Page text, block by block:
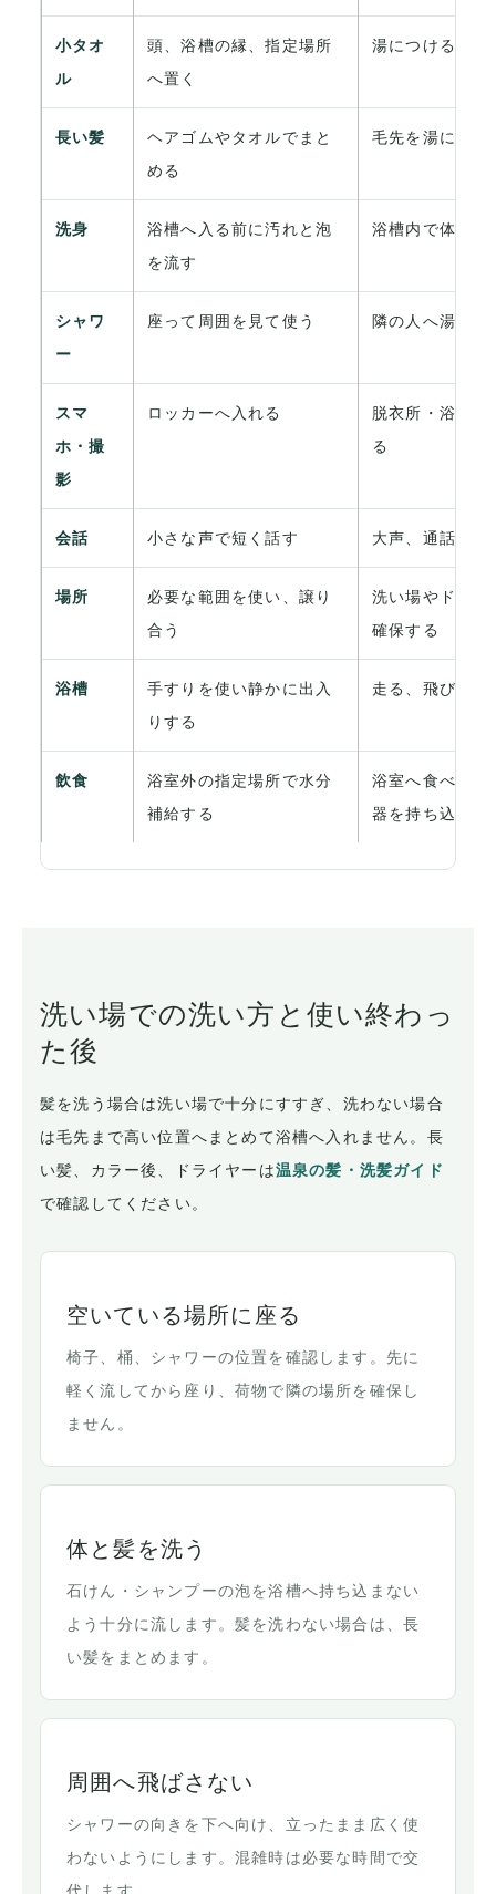
小タオ
ル
頭、浴槽の縁、指定場所
へ置く
湯につける、浴
長い髪
ヘアゴムやタオルでまと
める
毛先を湯につけ
洗身
浴槽へ入る前に汚れと泡
を流す
浴槽内で体を洗
シャワ
ー
座って周囲を見て使う 隣の人へ湯や泡
スマ
ホ・撮
影
ロッカーへ入れる
脱衣所・浴場で
る
会話 小さな声で短く話す 大声、通話、騒
場所
必要な範囲を使い、譲り
合う
洗い場やドライ
確保する
浴槽
手すりを使い静かに出入
りする
走る、飛び込む
飲食
浴室外の指定場所で水分
補給する
浴室へ食べ物・
器を持ち込む
洗い場での洗い方と使い終わっ
た後
髪を洗う場合は洗い場で十分にすすぎ、洗わない場合
は毛先まで高い位置へまとめて浴槽へ入れません。長
い髪、カラー後、ドライヤーは温泉の髪・洗髪ガイド
で確認してください。
空いている場所に座る
椅子、桶、シャワーの位置を確認します。先に
軽く流してから座り、荷物で隣の場所を確保し
ません。
体と髪を洗う
石けん・シャンプーの泡を浴槽へ持ち込まない
よう十分に流します。髪を洗わない場合は、長
い髪をまとめます。
周囲へ飛ばさない
シャワーの向きを下へ向け、立ったまま広く使
わないようにします。混雑時は必要な時間で交
代します。